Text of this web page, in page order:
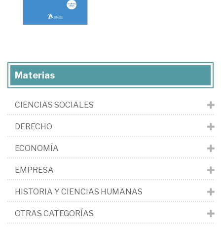
Materias
CIENCIAS SOCIALES
DERECHO
ECONOMÍA
EMPRESA
HISTORIA Y CIENCIAS HUMANAS
OTRAS CATEGORÍAS